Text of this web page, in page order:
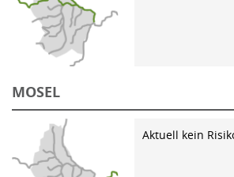
MOSEL
Aktuell kein